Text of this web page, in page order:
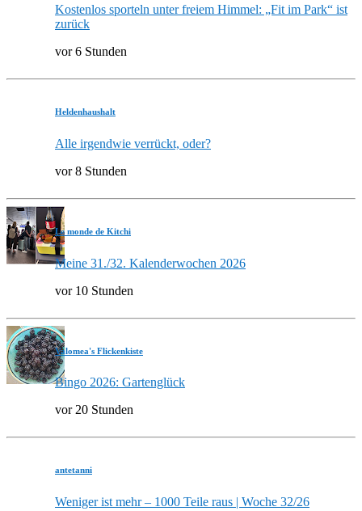
Kostenlos sporteln unter freiem Himmel: „Fit im Park“ ist
zurück
vor 6 Stunden
Heldenhaushalt
Alle irgendwie verrückt, oder?
vor 8 Stunden
Le monde de Kitchi
Meine 31./32. Kalenderwochen 2026
vor 10 Stunden
Valomea's Flickenkiste
Bingo 2026: Gartenglück
vor 20 Stunden
antetanni
Weniger ist mehr – 1000 Teile raus | Woche 32/26